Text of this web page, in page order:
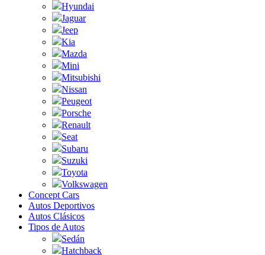
Hyundai
Jaguar
Jeep
Kia
Mazda
Mini
Mitsubishi
Nissan
Peugeot
Porsche
Renault
Seat
Subaru
Suzuki
Toyota
Volkswagen
Concept Cars
Autos Deportivos
Autos Clásicos
Tipos de Autos
Sedán
Hatchback